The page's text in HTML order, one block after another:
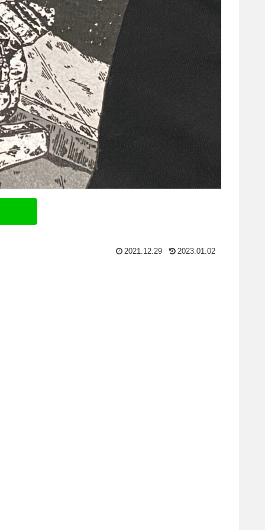
2021.12.29 2023.01.02